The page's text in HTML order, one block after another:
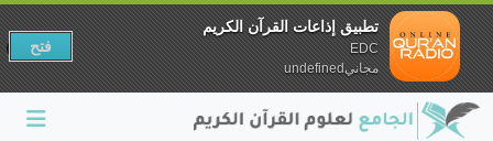
تطبيق إذاعات القرآن الكريم
EDC
مجانيundefined
فتح